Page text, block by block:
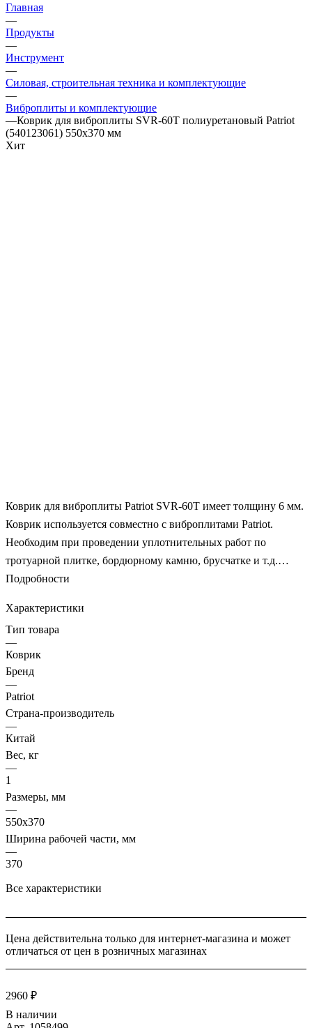
Главная
—
Продукты
—
Инструмент
—
Силовая, строительная техника и комплектующие
—
Виброплиты и комплектующие
—Коврик для виброплиты SVR-60T полиуретановый Patriot
(540123061) 550х370 мм
Хит
Коврик для виброплиты Patriot SVR-60T имеет толщину 6 мм.
Коврик используется совместно с виброплитами Patriot.
Необходим при проведении уплотнительных работ по
тротуарной плитке, бордюрному камню, брусчатке и т.д.
Применение такого коврика снизит вибрационную нагрузку
самым появление сколов и трещин.
Подробности
Характеристики
Тип товара
—
Коврик
Бренд
—
Patriot
Страна-производитель
—
Китай
Вес, кг
—
1
Размеры, мм
—
550х370
Ширина рабочей части, мм
—
370
Все характеристики
Цена действительна только для интернет-магазина и может
отличаться от цен в розничных магазинах
2960 ₽
В наличии